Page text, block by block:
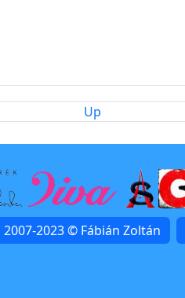
Up
2007-2023 © Fábián Zoltán